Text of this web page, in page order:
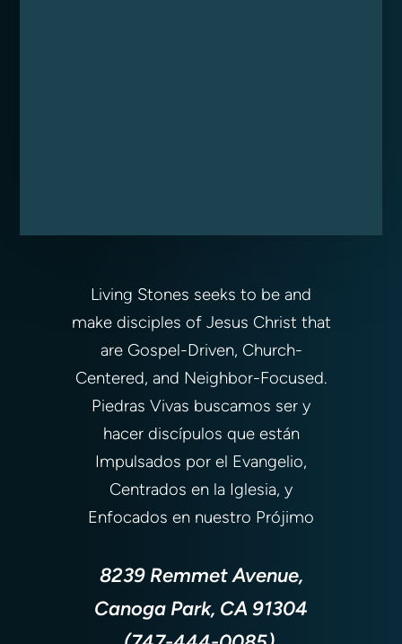
Living Stones seeks to be and
make disciples of Jesus Christ that
are Gospel-Driven, Church-
Centered, and Neighbor-Focused.
Piedras Vivas buscamos ser y
hacer discípulos que están
Impulsados por el Evangelio,
Centrados en la Iglesia, y
Enfocados en nuestro Prójimo
8239 Remmet Avenue,
Canoga Park, CA 91304